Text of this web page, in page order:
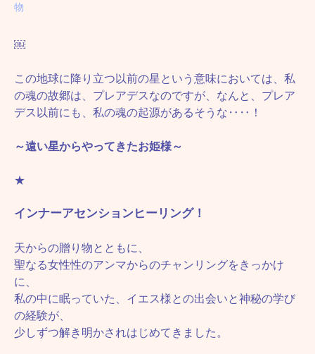
物
￼
この地球に降り立つ以前の星という意味においては、私
の魂の故郷は、プレアデスなのですが、なんと、プレア
デス以前にも、私の魂の起源があるそうな‥‥！
～遠い星からやってきたお姫様～
★
インナーアセンションヒーリング！
天からの贈り物とともに、
聖なる女性性のアンマからのチャンリングをきっかけ
に、
私の中に眠っていた、イエス様との出会いと神秘の学び
の経験が、
少しずつ解き明かされはじめてきました。